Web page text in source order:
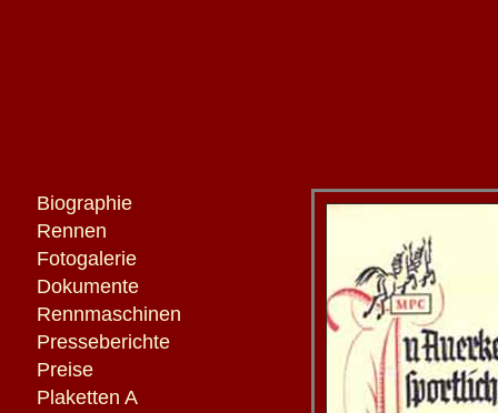
Biographie
Rennen
Fotogalerie
Dokumente
Rennmaschinen
Presseberichte
Preise
Plaketten A